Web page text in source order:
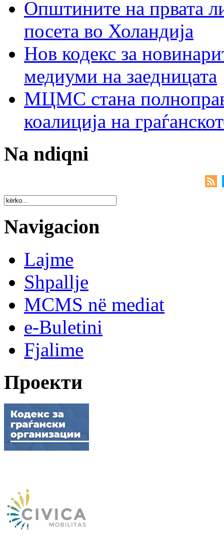
Општините на првата
посета во Холандија
Нов кодекс за
медиуми на заедницата
МЦМС стана
коалиција на
Na ndiqni
Navigacion
Lajme
Shpallje
MCMS në mediat
e-Buletini
Fjalime
Проекти